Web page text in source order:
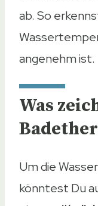
ab. So
angenehm ist.
Was
Um die
könntest Du